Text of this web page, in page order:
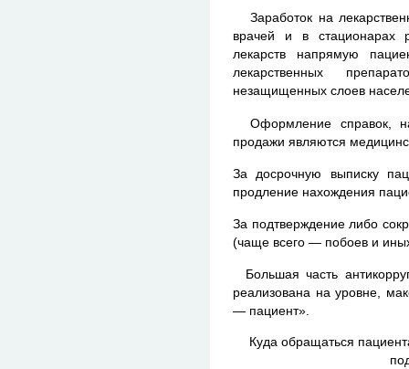
Заработок на
врачей и в стационарах
лекарств напрямую
лекарственных
незащищенных слоев
Оформление справок,
продажи являются
За досрочную выписку
продление нахождения
За подтверждение либо
(чаще всего — побоев и
Большая часть
реализована на уровне,
— пациент».
Куда обращаться